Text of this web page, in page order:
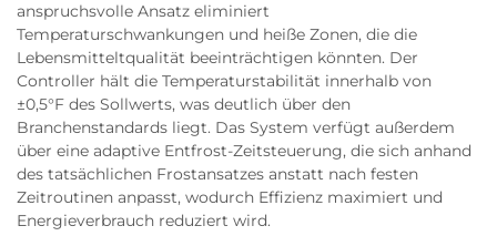
anspruchsvolle Ansatz eliminiert
Temperaturschwankungen und heiße Zonen, die die
Lebensmitteltqualität beeinträchtigen könnten. Der
Controller hält die Temperaturstabilität innerhalb von
±0,5°F des Sollwerts, was deutlich über den
Branchenstandards liegt. Das System verfügt außerdem
über eine adaptive Entfrost-Zeitsteuerung, die sich anhand
des tatsächlichen Frostansatzes anstatt nach festen
Zeitroutinen anpasst, wodurch Effizienz maximiert und
Energieverbrauch reduziert wird.